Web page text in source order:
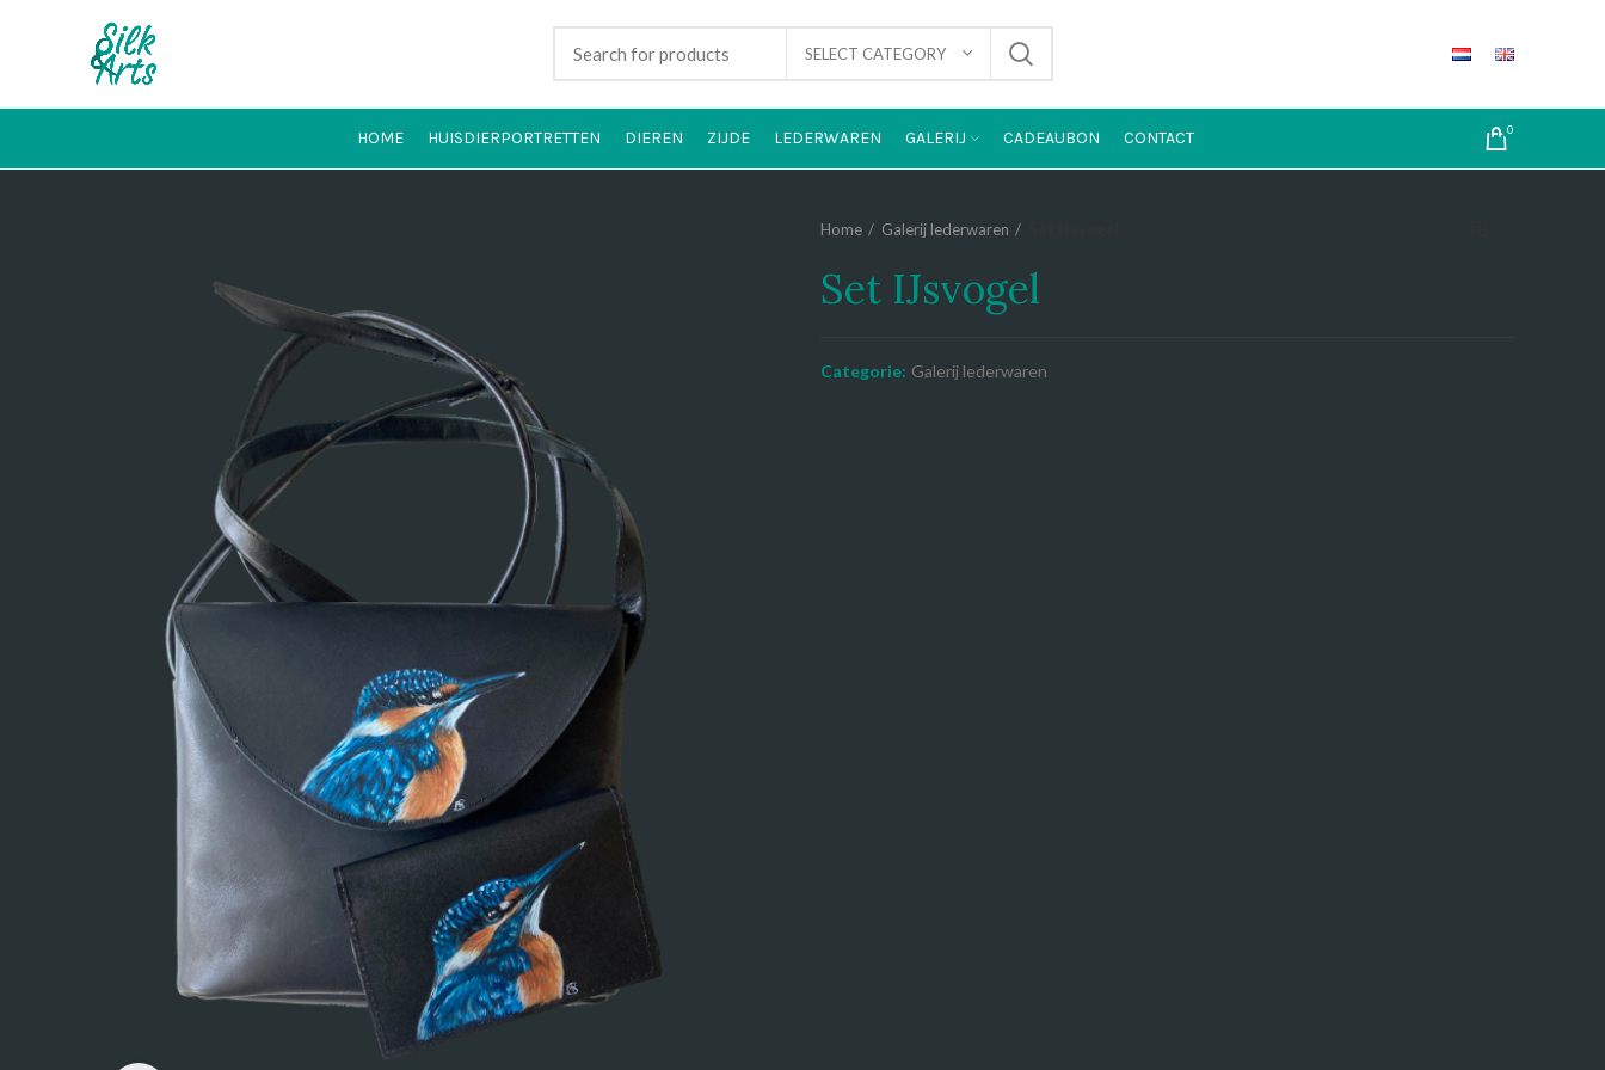
SELECT CATEGORY
HOME HUISDIERPORTRETTEN DIEREN ZIJDE LEDERWAREN GALERIJ CADEAUBON CONTACT 0
Home Galerij lederwaren
Set IJsvogel
Categorie: Galerij lederwaren